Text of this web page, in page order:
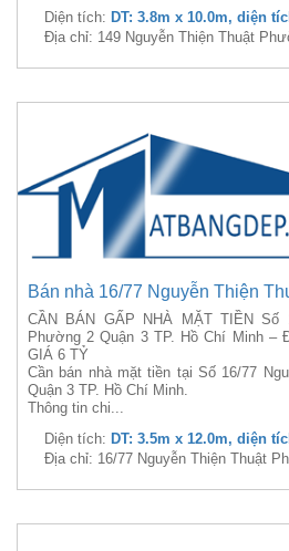
Diện tích: DT: 3.8m x 10.0m, diện
Địa chỉ: 149 Nguyễn Thiện Thuật
Bán nhà 16/77 Nguyễn Thiện
CẦN BÁN GẤP NHÀ MẶT TIỀN Số
Phường 2 Quận 3 TP. Hồ Chí Minh –
GIÁ 6 TỶ
Cần bán nhà mặt tiền tại Số 16/77
Quận 3 TP. Hồ Chí Minh.
Thông tin chi...
Diện tích: DT: 3.5m x 12.0m, diện
Địa chỉ: 16/77 Nguyễn Thiện Thuật